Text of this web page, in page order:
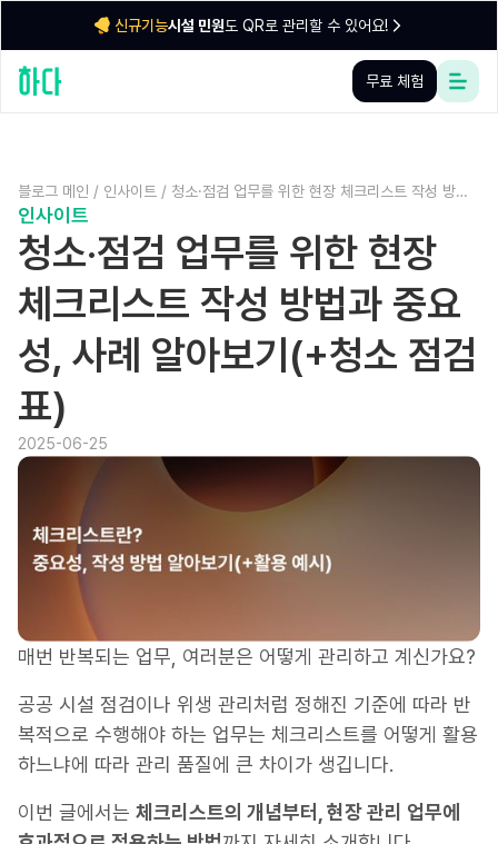
신규기능시설 민원도 QR로 관리할 수 있어요!
무료 체험
블로그 메인 / 인사이트 / 청소·점검 업무를 위한 현장 체크리스트 작성 방법
인사이트
청소·점검 업무를 위한 현장
체크리스트 작성 방법과 중요
성, 사례 알아보기(+청소 점검
표)
2025-06-25
매번 반복되는 업무, 여러분은 어떻게 관리하고 계신가요?
공공 시설 점검이나 위생 관리처럼 정해진 기준에 따라 반
복적으로 수행해야 하는 업무는 체크리스트를 어떻게 활용
하느냐에 따라 관리 품질에 큰 차이가 생깁니다.
이번 글에서는 체크리스트의 개념부터, 현장 관리 업무에